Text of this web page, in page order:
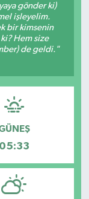
gönder ki)
işleyelim.
bir kimsenin
Hem size
de geldi."
05:33